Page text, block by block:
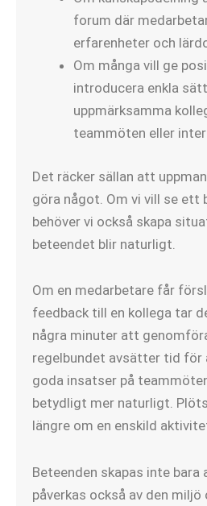
forum där
erfarenheter och
Om många vill ge
introducera enkla
uppmärksamma
teammöten eller
Det räcker sällan att
göra något. Om vi vill se ett
behöver vi också skapa
beteendet blir naturligt.
Om en medarbetare får
feedback till en kollega tar
några minuter att
regelbundet avsätter tid för
goda insatser på
betydligt mer naturligt.
längre om en enskild
Beteenden skapas inte bara
påverkas också av den